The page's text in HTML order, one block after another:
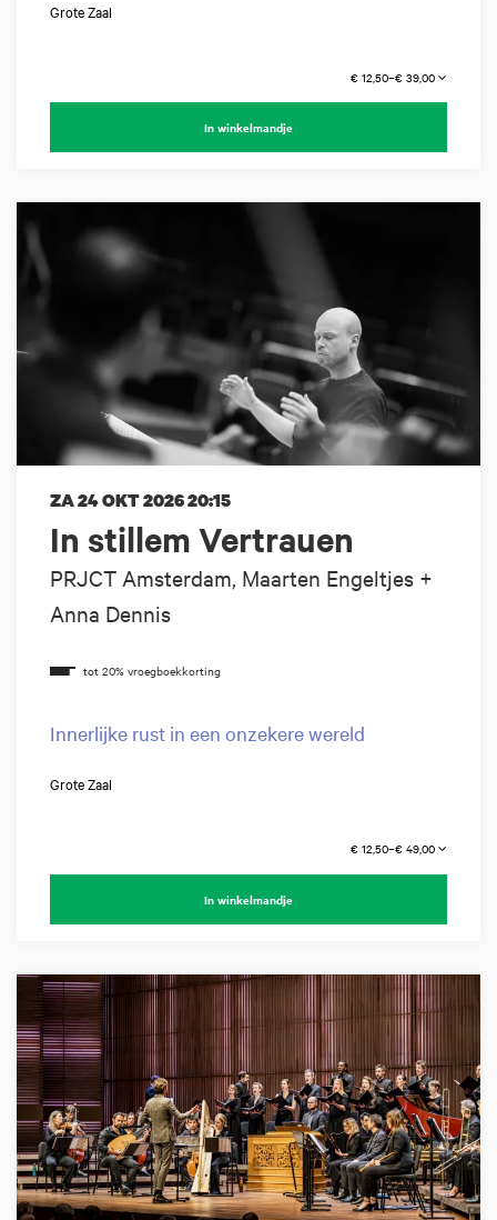
Grote Zaal
€ 12,50–€ 39,00
In winkelmandje
In stillem Vertrauen
PRJCT Amsterdam, Maarten Engeltjes +
Anna Dennis
ZA 24 OKT 202620:15
Innerlijke rust in een onzekere wereld
Grote Zaal
€ 12,50–€ 49,00
In winkelmandje